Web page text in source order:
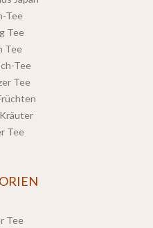
Tee
Tee
Tee
Tee
Tee
Tee
Tee